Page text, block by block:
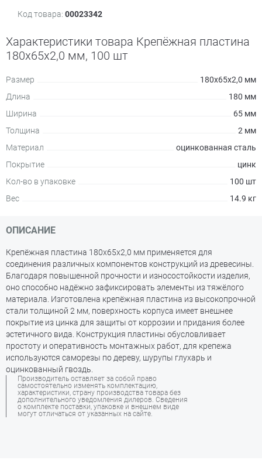
Код товара: 00023342
Характеристики товара Крепёжная пластина
180х65x2,0 мм, 100 шт
Размер
180х65x2,0 мм
Длина
180 мм
Ширина
65 мм
Толщина
2 мм
Материал
оцинкованная сталь
Покрытие
цинк
Кол-во в упаковке
100 шт
Вес
14.9 кг
ОПИСАНИЕ
Крепёжная пластина 180х65x2,0 мм применяется для
соединения различных компонентов конструкций из древесины.
Благодаря повышенной прочности и износостойкости изделия,
оно способно надёжно зафиксировать элементы из тяжёлого
материала. Изготовлена крепёжная пластина из высокопрочной
стали толщиной 2 мм, поверхность корпуса имеет внешнее
покрытие из цинка для защиты от коррозии и придания более
эстетичного вида. Конструкция пластины обусловливает
простоту и оперативность монтажных работ, для крепежа
используются саморезы по дереву, шурупы глухарь и
оцинкованный гвоздь.
Производитель оставляет за собой право
самостоятельно изменять комплектацию,
характеристики, страну производства товара без
дополнительного уведомления дилеров. Сведения
о комплекте поставки, упаковке и внешнем виде
могут отличаться от указанных на сайте.